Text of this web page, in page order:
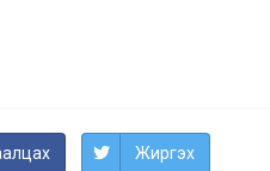
Жиргэх